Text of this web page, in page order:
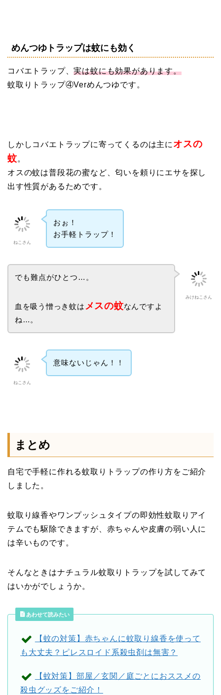
めんつゆトラップは蚊にも効く
コバエトラップ、実は蚊にも効果があります。
蚊取りトラップ④Verめんつゆです。
しかしコバエトラップに寄ってくるのは主に オスの
蚊。
オスの蚊は普段花の蜜など、匂いを頼りにエサを探し
出す性質があるためです。
ねこさん
おぉ！
お手軽トラップ！
みけねこさん
でも難点がひとつ…。
血を吸う憎っき蚊は メスの蚊なんですよ
ね…。
ねこさん
意味ないじゃん！！
まとめ
自宅で手軽に作れる蚊取りトラップの作り方をご紹介
しました。
蚊取り線香やワンプッシュタイプの即効性蚊取りアイ
テムでも駆除できますが、赤ちゃんや皮膚の弱い人に
は辛いものです。
そんなときはナチュラル蚊取りトラップを試してみて
はいかがでしょうか。
あわせて読みたい
【蚊の対策】赤ちゃんに蚊取り線香を使って
も大丈夫？ピレスロイド系殺虫剤は無害？
【蚊対策】部屋／玄関／庭ごとにおススメの
殺虫グッズをご紹介！